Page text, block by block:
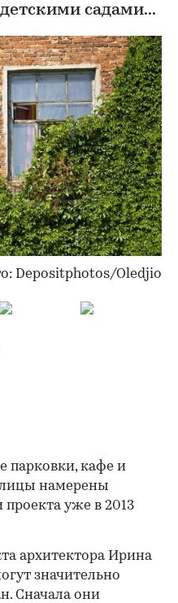
садами...
Depositphotos/Oledjio
парковки, кафе и
намерены
проекта уже в 2013
архитектора Ирина
значительно
Сначала они